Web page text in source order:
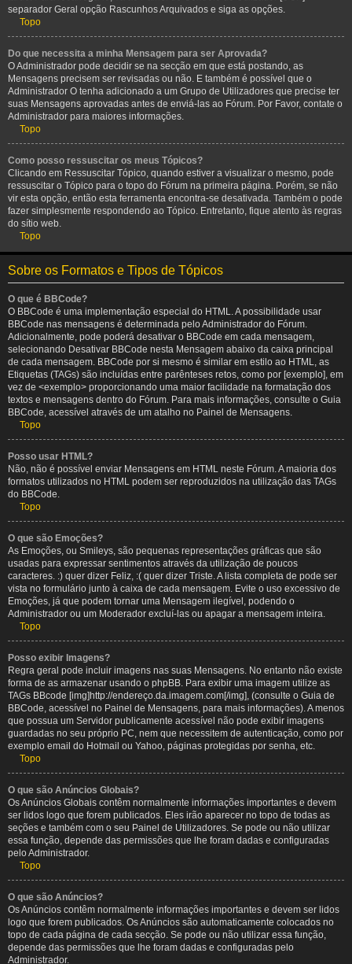
separador Geral opção Rascunhos Arquivados e siga as opções.
Topo
Do que necessita a minha Mensagem para ser Aprovada?
O Administrador pode decidir se na secção em que está postando, as
Mensagens precisem ser revisadas ou não. E também é possível que o
Administrador O tenha adicionado a um Grupo de Utilizadores que precise ter
suas Mensagens aprovadas antes de enviá-las ao Fórum. Por Favor, contate o
Administrador para maiores informações.
Topo
Como posso ressuscitar os meus Tópicos?
Clicando em Ressuscitar Tópico, quando estiver a visualizar o mesmo, pode
ressuscitar o Tópico para o topo do Fórum na primeira página. Porém, se não
vir esta opção, então esta ferramenta encontra-se desativada. Também o pode
fazer simplesmente respondendo ao Tópico. Entretanto, fique atento às regras
do sítio web.
Topo
Sobre os Formatos e Tipos de Tópicos
O que é BBCode?
O BBCode é uma implementação especial do HTML. A possibilidade usar
BBCode nas mensagens é determinada pelo Administrador do Fórum.
Adicionalmente, pode poderá desativar o BBCode em cada mensagem,
selecionando Desativar BBCode nesta Mensagem abaixo da caixa principal
de cada mensagem. BBCode por si mesmo é similar em estilo ao HTML, as
Etiquetas (TAGs) são incluídas entre parênteses retos, como por [exemplo], em
vez de <exemplo> proporcionando uma maior facilidade na formatação dos
textos e mensagens dentro do Fórum. Para mais informações, consulte o Guia
BBCode, acessível através de um atalho no Painel de Mensagens.
Topo
Posso usar HTML?
Não, não é possível enviar Mensagens em HTML neste Fórum. A maioria dos
formatos utilizados no HTML podem ser reproduzidos na utilização das TAGs
do BBCode.
Topo
O que são Emoções?
As Emoções, ou Smileys, são pequenas representações gráficas que são
usadas para expressar sentimentos através da utilização de poucos
caracteres. :) quer dizer Feliz, :( quer dizer Triste. A lista completa de pode ser
vista no formulário junto à caixa de cada mensagem. Evite o uso excessivo de
Emoções, já que podem tornar uma Mensagem ilegível, podendo o
Administrador ou um Moderador excluí-las ou apagar a mensagem inteira.
Topo
Posso exibir Imagens?
Regra geral pode incluir imagens nas suas Mensagens. No entanto não existe
forma de as armazenar usando o phpBB. Para exibir uma imagem utilize as
TAGs BBcode [img]http://endereço.da.imagem.com[/img], (consulte o Guia de
BBCode, acessível no Painel de Mensagens, para mais informações). A menos
que possua um Servidor publicamente acessível não pode exibir imagens
guardadas no seu próprio PC, nem que necessitem de autenticação, como por
exemplo email do Hotmail ou Yahoo, páginas protegidas por senha, etc.
Topo
O que são Anúncios Globais?
Os Anúncios Globais contêm normalmente informações importantes e devem
ser lidos logo que forem publicados. Eles irão aparecer no topo de todas as
seções e também com o seu Painel de Utilizadores. Se pode ou não utilizar
essa função, depende das permissões que lhe foram dadas e configuradas
pelo Administrador.
Topo
O que são Anúncios?
Os Anúncios contêm normalmente informações importantes e devem ser lidos
logo que forem publicados. Os Anúncios são automaticamente colocados no
topo de cada página de cada secção. Se pode ou não utilizar essa função,
depende das permissões que lhe foram dadas e configuradas pelo
Administrador.